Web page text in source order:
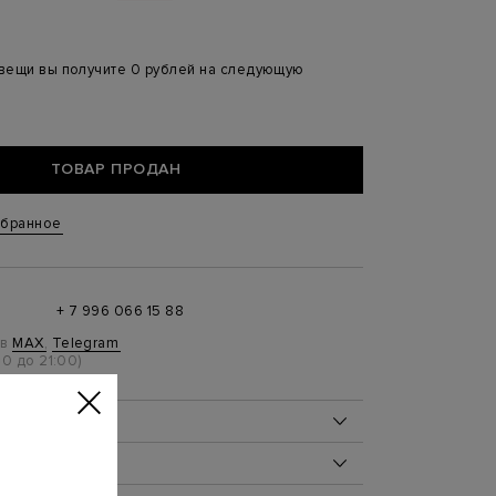
вы получите 0 рублей на следующую
ТОВАР ПРОДАН
+ 7 996 066 15 88
MAX, Telegram
до 21:00)
ИЗДЕЛИИ